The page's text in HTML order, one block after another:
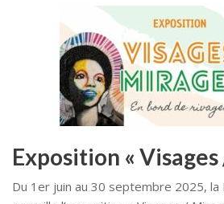
Exposition «
Du 1er juin au 30 septembre 2025, la